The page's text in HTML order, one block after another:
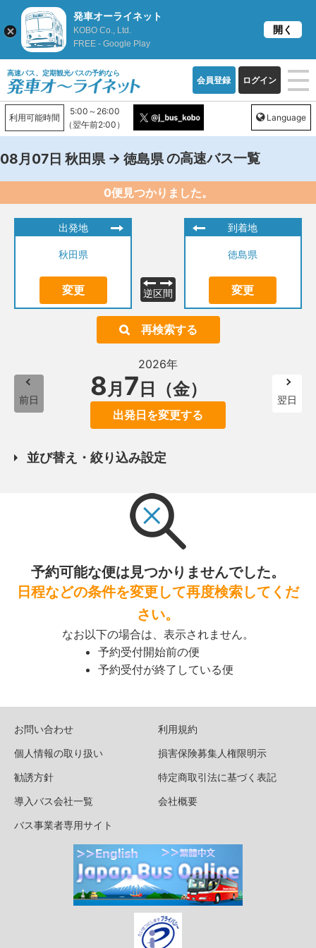
高速バス、定期観光バスの予約なら
会員登録 ログイン
利用可能時間
5:00～26:00
（翌午前2:00）
Language
08月07日 秋田県 → 徳島県の高速バス一覧
0便見つかりました。
出発地
秋田県
変更 逆区間
到着地
徳島県
変更
再検索する
前日
2026年
8月 7 日（金）
出発日を変更する
翌日
並び替え・絞り込み設定
予約可能な便は見つかりませんでした。
日程などの条件を変更して再度検索してくだ
さい。
なお以下の場合は、表示されません。
予約受付開始前の便
予約受付が終了している便
お問い合わせ
利用規約
個人情報の取り扱い
損害保険募集人権限明示
勧誘方針
特定商取引法に基づく表記
導入バス会社一覧
会社概要
バス事業者専用サイト
発車オーライネット
KOBO Co., Ltd.
FREE - Google Play
開く